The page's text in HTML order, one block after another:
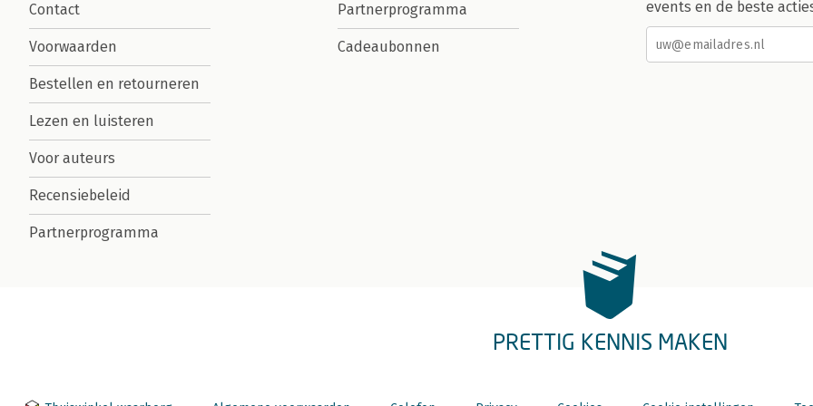
Contact
Voorwaarden
Bestellen en retourneren
Lezen en luisteren
Voor auteurs
Recensiebeleid
Partnerprogramma
Partnerprogramma
Cadeaubonnen
events en de beste
PRETTIG KENNIS MAKEN